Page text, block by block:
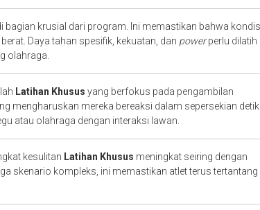
bagian krusial dari program. Ini memastikan bahwa
Daya tahan spesifik, kekuatan, dan powerperlu dilatih
olahraga.
Latihan Khusus yang berfokus pada pengambilan
mengharuskan mereka bereaksi dalam sepersekian detik.
atau olahraga dengan interaksi lawan.
kesulitan Latihan Khusus meningkat seiring dengan
skenario kompleks, ini memastikan atlet terus tertantang